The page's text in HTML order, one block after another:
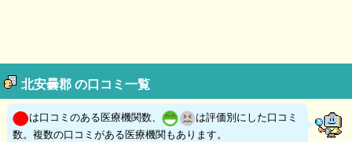
北安曇郡 の口コミ一覧
は口コミのある医療機関数、
は評価別にした口コミ
数。複数の口コミがある医療機関もあります。